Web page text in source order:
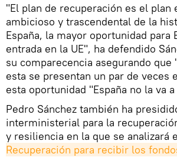
"El plan de recuperación es el plan
ambicioso y trascendental de la
España, la mayor oportunidad para
entrada en la UE", ha defendido
su comparecencia asegurando que
esta se presentan un par de veces
esta oportunidad "España no la va
Pedro Sánchez también ha
interministerial para la
y resiliencia en la que se analizará
Recuperación para recibir los